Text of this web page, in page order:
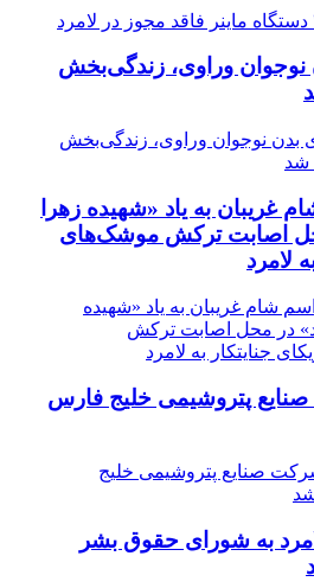
نوجوان وراوی، زندگی‌بخش
غریبان به یاد «شهیده زهرا
اصابت ترکش موشک‌های
لامرد
پتروشیمی خلیج فارس
به شورای حقوق بشر